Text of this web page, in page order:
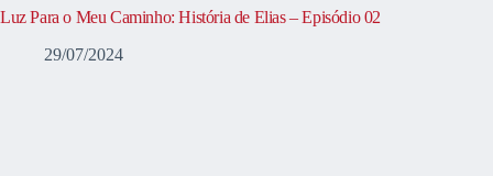
Luz Para o Meu Caminho: História de Elias – Episódio 02
29/07/2024